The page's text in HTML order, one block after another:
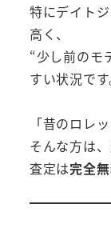
特にデイト
高く、
“少し前のモ
すい状況です
「昔のロレ
そんな方は、
査定は完全